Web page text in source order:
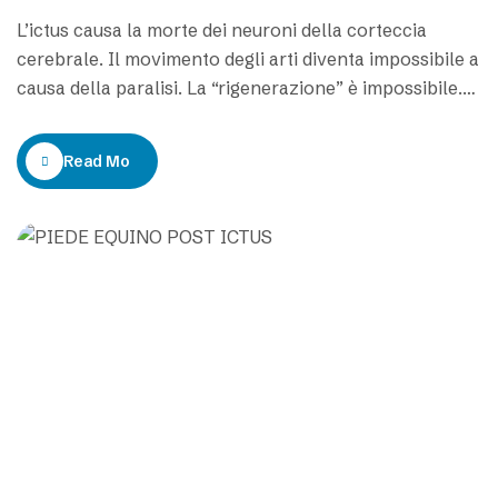
L’ictus causa la morte dei neuroni della corteccia
cerebrale. Il movimento degli arti diventa impossibile a
causa della paralisi. La “rigenerazione” è impossibile.
senza attendere. La riabilitazione dopo l’operazione
aiuta a mantenere il risultato acquisito. Gli specialisti
ripresa…
Read More